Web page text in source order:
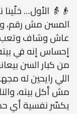
👴👵 الأول…
المسن مش رقم،
عاش وشاف وتعب،
إحساس إنه في
من كبار السن
اللي رايحين له
مش أكل بيته،
يكسّر نفسية أي